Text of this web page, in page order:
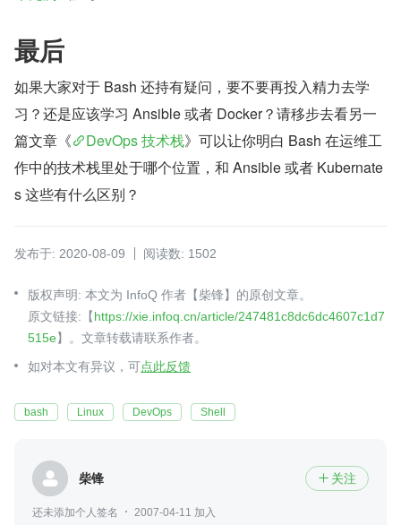
最后
如果大家对于 Bash 还持有疑问，要不要再投入精力去学
习？还是应该学习 Ansible 或者 Docker？请移步去看另一
篇文章《
DevOps 技术栈》可以让你明白 Bash 在运维工
作中的技术栈里处于哪个位置，和 Ansible 或者 Kubernate
s 这些有什么区别？
发布于: 2020-08-09 阅读数: 1502
版权声明: 本文为 InfoQ 作者【柴锋】的原创文章。
原文链接:【https://xie.infoq.cn/article/247481c8dc6dc4607c1d7
515e】。文章转载请联系作者。
如对本文有异议，可点此反馈
bash Linux DevOps Shell
柴锋  关注
还未添加个人签名
2007-04-11 加入